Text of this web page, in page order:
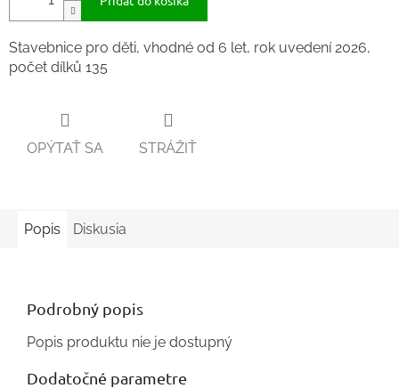
Stavebnice pro děti, vhodné od 6 let, rok uvedení 2026,
počet dílků 135
OPÝTAŤ SA STRÁŽIŤ
Popis Diskusia
Podrobný popis
Popis produktu nie je dostupný
Dodatočné parametre